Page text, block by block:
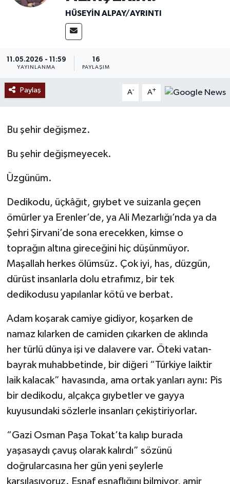
HÜSEYIN ALPAY/AYRINTI
11.05.2026 - 11:59
YAYINLANMA
16
PAYLAŞIM
Paylaş A- A+
Bu şehir değişmez.
Bu şehir değişmeyecek.
Üzgünüm.
Dedikodu, üçkâğıt, gıybet ve suizanla geçen
ömürler ya Erenler’de, ya Ali Mezarlığı’nda ya da
Şehri Şirvani’de sona erecekken, kimse o
toprağın altına gireceğini hiç düşünmüyor.
Maşallah herkes ölümsüz. Çok iyi, has, düzgün,
dürüst insanlarla dolu etrafımız, bir tek
dedikodusu yapılanlar kötü ve berbat.
Adam koşarak camiye gidiyor, koşarken de
namaz kılarken de camiden çıkarken de aklında
her türlü dünya işi ve dalavere var. Öteki vatan-
bayrak muhabbetinde, bir diğeri “Türkiye laiktir
laik kalacak” havasında, ama ortak yanları aynı: Pis
bir dedikodu, alçakça gıybetler ve gayya
kuyusundaki sözlerle insanları çekiştiriyorlar.
“Gazi Osman Paşa Tokat’ta kalıp burada
yaşasaydı çavuş olarak kalırdı” sözünü
doğrularcasına her gün yeni şeylerle
karşılaşıyoruz. Esnaf esnaflığını bilmiyor, amir
Tokat Haber